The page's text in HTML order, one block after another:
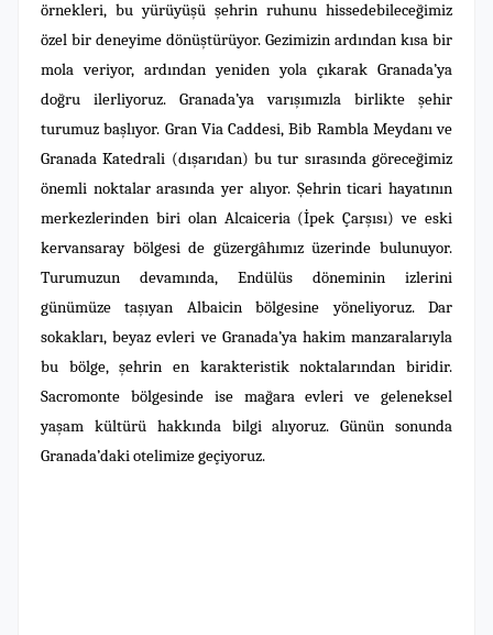
örnekleri, bu yürüyüşü şehrin ruhunu hissedebileceğimiz
özel bir deneyime dönüştürüyor. Gezimizin ardından kısa bir
mola veriyor, ardından yeniden yola çıkarak Granada’ya
doğru ilerliyoruz. Granada’ya varışımızla birlikte şehir
turumuz başlıyor. Gran Via Caddesi, Bib Rambla Meydanı ve
Granada Katedrali (dışarıdan) bu tur sırasında göreceğimiz
önemli noktalar arasında yer alıyor. Şehrin ticari hayatının
merkezlerinden biri olan Alcaiceria (İpek Çarşısı) ve eski
kervansaray bölgesi de güzergâhımız üzerinde bulunuyor.
Turumuzun devamında, Endülüs döneminin izlerini
günümüze taşıyan Albaicin bölgesine yöneliyoruz. Dar
sokakları, beyaz evleri ve Granada’ya hakim manzaralarıyla
bu bölge, şehrin en karakteristik noktalarından biridir.
Sacromonte bölgesinde ise mağara evleri ve geleneksel
yaşam kültürü hakkında bilgi alıyoruz. Günün sonunda
Granada’daki otelimize geçiyoruz.